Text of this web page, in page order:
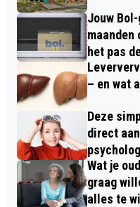
Jouw
maanden
het pas
– en wat
Deze
direct
Wat je
graag
alles te